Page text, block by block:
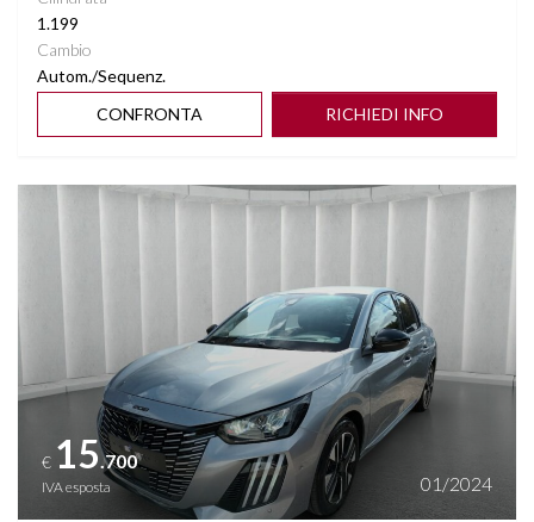
1.199
Cambio
Autom./Sequenz.
CONFRONTA
RICHIEDI INFO
Vedi dettagli
€ 15.700
IVA esposta 01/2024